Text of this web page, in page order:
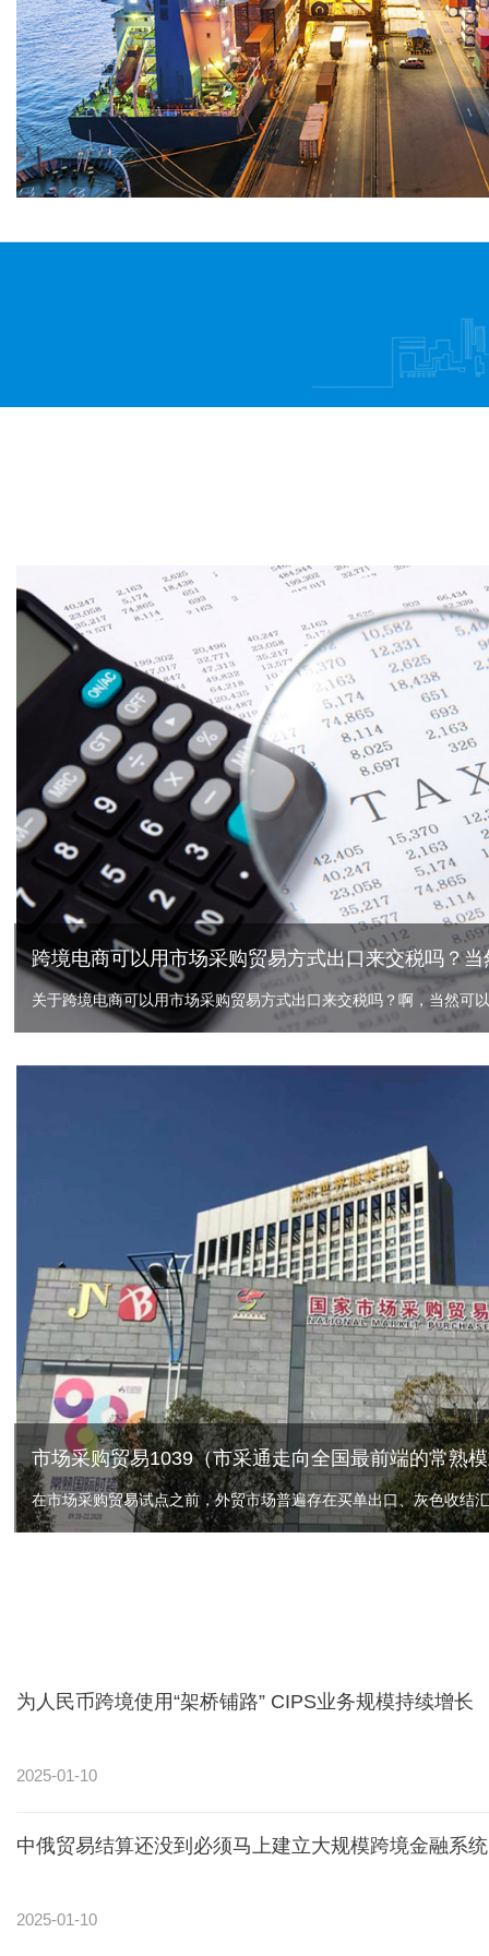
跨境电商可以用市场采购贸易方式出口来交税吗？当
市场采购贸易1039（市采通走向全国最前端的常熟
为人民币跨境使用“架桥铺路” CIPS业务规模持续增长
2025-01-10
中俄贸易结算还没到必须马上建立大规模跨境金融系
2025-01-10